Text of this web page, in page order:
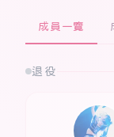
成員一覽
退役